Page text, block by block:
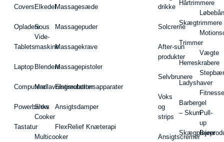
Covers
Opladere
Tablets
Laptop
Computere
Powerbanks
Tastatur
Elkedel
Sous
Vide-
maskine
Blendere
Madlavningsrobotter
Slow
Cooker
Multicooker
Massagesæde
Massagepuder
Massagekrave
Massagepistoler
Elstimulationsapparater
Ansigtsdamper
FlexRelief Knæterapi
drikke
Solcreme
After-sun
produkter
Selvbrunere
Voks
og
strips
Ansigtscremer
Hårtrimmere
Skægtrimmere
Trimmer
Herreskrabere
Ladyshaver
Barbergel
– Skum
Vægte
Pull-
up
Barer